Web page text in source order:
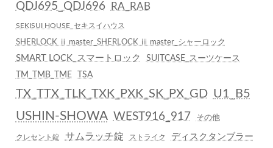
QDJ695_QDJ696 RA_RAB
SEKISUI HOUSE_セキスイハウス
SHERLOCK ⅱ master_SHERLOCK ⅲ master_シャーロック
SMART LOCK_スマートロック
SUITCASE_スーツケース
TM_TMB_TME
TSA
TX_TTX_TLK_TXK_PXK_SK_PX_GD U1_B5
USHIN-SHOWA WEST916_917 その他
クレセント錠 サムラッチ錠 ストライク
ディスクタンブラー